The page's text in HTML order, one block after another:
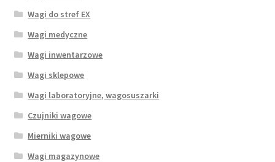
Wagi do stref EX
Wagi medyczne
Wagi inwentarzowe
Wagi sklepowe
Wagi laboratoryjne, wagosuszarki
Czujniki wagowe
Mierniki wagowe
Wagi magazynowe